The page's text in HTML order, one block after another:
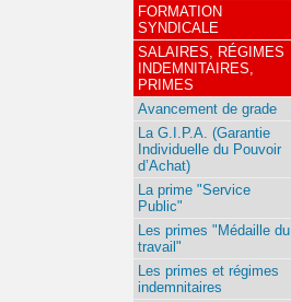
FORMATION
SYNDICALE
SALAIRES, RÉGIMES
INDEMNITAIRES,
PRIMES
Avancement de grade
La G.I.P.A. (Garantie
Individuelle du Pouvoir
d’Achat)
La prime "Service
Public"
Les primes "Médaille du
travail"
Les primes et régimes
indemnitaires